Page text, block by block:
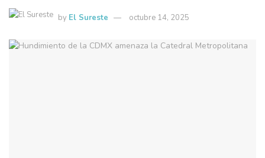
by El Sureste octubre 14, 2025